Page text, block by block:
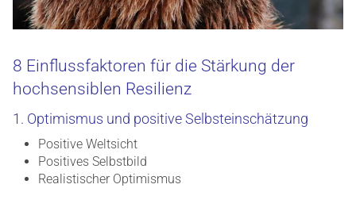
8 Einflussfaktoren für die Stärkung der
hochsensiblen Resilienz
1. Optimismus und positive Selbsteinschätzung
Positive Weltsicht
Positives Selbstbild
Realistischer Optimismus